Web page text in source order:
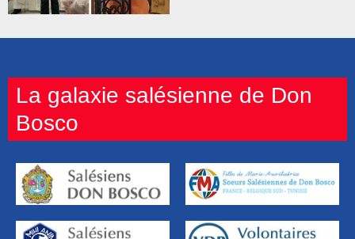
La galaxie salésienne de Don
Bosco